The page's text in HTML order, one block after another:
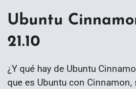
Ubuntu
21.10
¿Y qué hay de Ubuntu
que es Ubuntu con